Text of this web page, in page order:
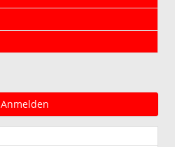
Anmelden